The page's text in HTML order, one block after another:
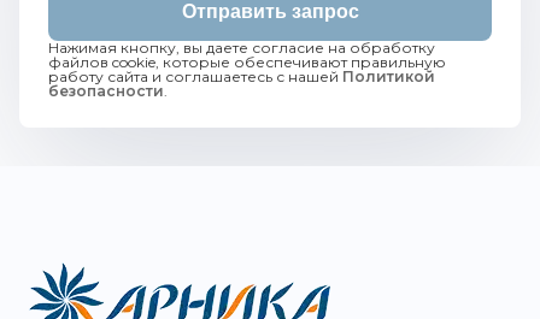
Отправить запрос
Нажимая кнопку, вы даете согласие на обработку
файлов cookie, которые обеспечивают правильную
работу сайта и соглашаетесь с нашей Политикой
безопасности.